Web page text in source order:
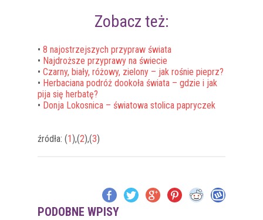
Zobacz też:
• 8 najostrzejszych przypraw świata
• Najdroższe przyprawy na świecie
• Czarny, biały, różowy, zielony – jak rośnie pieprz?
• Herbaciana podróż dookoła świata – gdzie i jak
pija się herbatę?
• Donja Lokosnica – światowa stolica papryczek
źródła: (1),(2),(3)
PODOBNE WPISY